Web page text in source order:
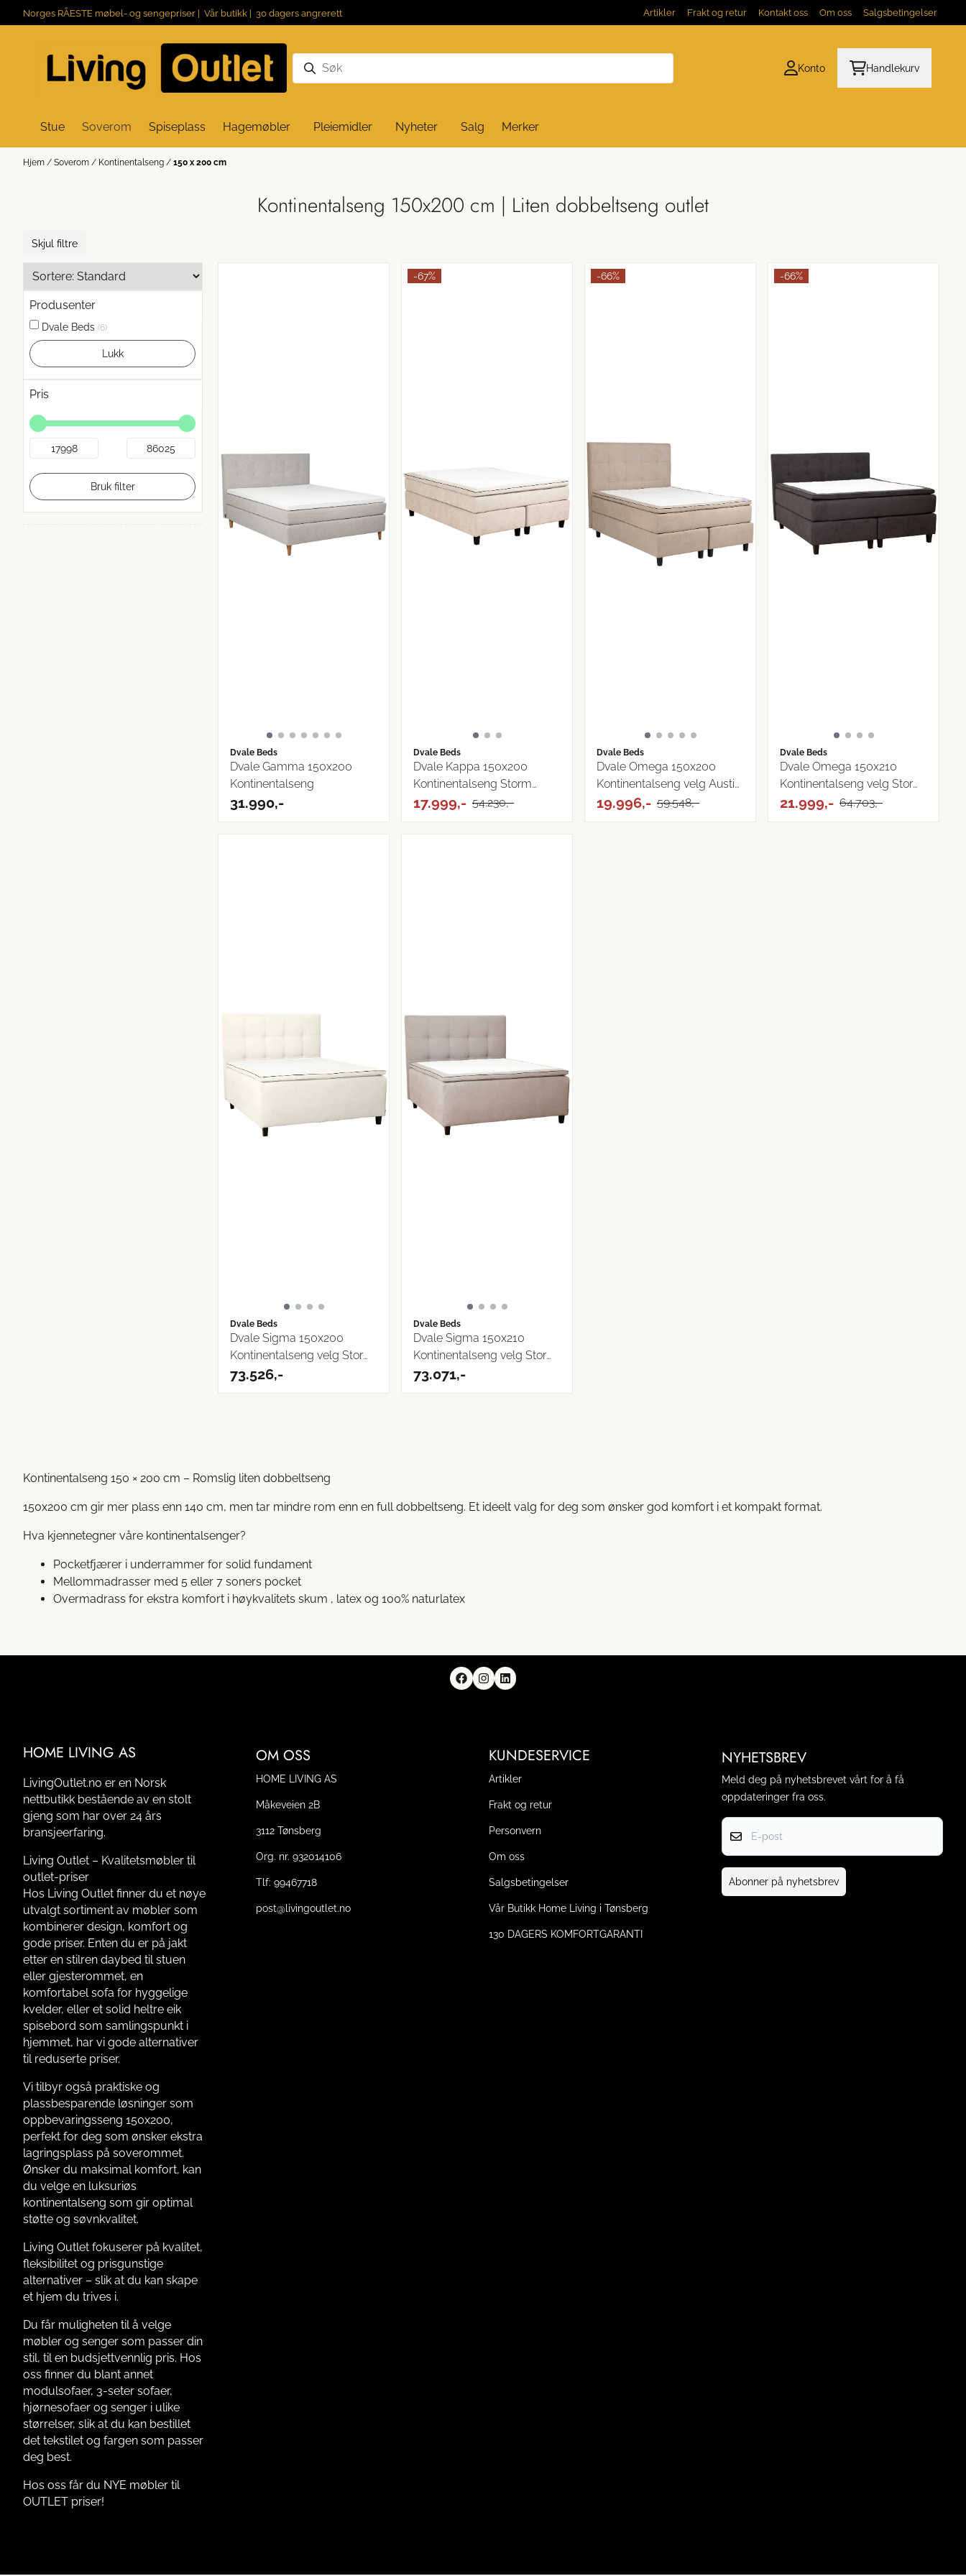
Hopp til innhold
Norges RÅESTE møbel- og sengepriser | Vår butikk | 30 dagers angrerett Artikler Frakt og retur Kontakt oss Om oss Salgsbetingelser
Konto Handlekurv
Stue Soverom Spiseplass Hagemøbler Pleiemidler Nyheter Salg Merker
Hjem / Soverom / Kontinentalseng / 150 x 200 cm
Kontinentalseng 150x200 cm | Liten dobbeltseng outlet
Skjul filtre
Produsenter
Dvale Beds (6)
Lukk
Pris
Bruk filter
Dvale Beds
Dvale Gamma 150x200
Kontinentalseng
31.990,-
-67%
Dvale Beds
Dvale Kappa 150x200
Kontinentalseng Storm
Tekstil
17.999,- 54.230,-
-66%
Dvale Beds
Dvale Omega 150x200
Kontinentalseng velg Austin
...
19.996,- 59.548,-
-66%
Dvale Beds
Dvale Omega 150x210
Kontinentalseng velg Storm
...
21.999,- 64.703,-
Dvale Beds
Dvale Sigma 150x200
Kontinentalseng velg Storm
...
73.526,-
Dvale Beds
Dvale Sigma 150x210
Kontinentalseng velg Storm
...
73.071,-
Kontinentalseng 150 × 200 cm – Romslig liten dobbeltseng
150x200 cm gir mer plass enn 140 cm, men tar mindre rom enn en full dobbeltseng. Et ideelt valg for deg som ønsker god komfort i et kompakt format.
Hva kjennetegner våre kontinentalsenger?
Pocketfjærer i underrammer for solid fundament
Mellommadrasser med 5 eller 7 soners pocket
Overmadrass for ekstra komfort i høykvalitets skum , latex og 100% naturlatex
HOME LIVING AS
LivingOutlet.no er en Norsk
nettbutikk bestående av en stolt
gjeng som har over 24 års
bransjeerfaring.
Living Outlet – Kvalitetsmøbler til
outlet-priser
Hos Living Outlet finner du et nøye
utvalgt sortiment av møbler som
kombinerer design, komfort og
gode priser. Enten du er på jakt
etter en stilren daybed til stuen
eller gjesterommet, en
komfortabel sofa for hyggelige
kvelder, eller et solid heltre eik
spisebord som samlingspunkt i
hjemmet, har vi gode alternativer
til reduserte priser.
Vi tilbyr også praktiske og
plassbesparende løsninger som
oppbevaringsseng 150x200,
perfekt for deg som ønsker ekstra
lagringsplass på soverommet.
Ønsker du maksimal komfort, kan
du velge en luksuriøs
kontinentalseng som gir optimal
støtte og søvnkvalitet.
Living Outlet fokuserer på kvalitet,
fleksibilitet og prisgunstige
alternativer – slik at du kan skape
et hjem du trives i.
Du får muligheten til å velge
møbler og senger som passer din
stil, til en budsjettvennlig pris. Hos
oss finner du blant annet
modulsofaer, 3-seter sofaer,
hjørnesofaer og senger i ulike
størrelser, slik at du kan bestillet
det tekstilet og fargen som passer
deg best.
Hos oss får du NYE møbler til
OUTLET priser!
OM OSS
HOME LIVING AS
Måkeveien 2B
3112 Tønsberg
Org. nr. 932014106
Tlf: 99467718
post@livingoutlet.no
KUNDESERVICE
Artikler
Frakt og retur
Personvern
Om oss
Salgsbetingelser
Vår Butikk Home Living i Tønsberg
130 DAGERS KOMFORTGARANTI
NYHETSBREV
Meld deg på nyhetsbrevet vårt for å få
oppdateringer fra oss.
E-post
Abonner på nyhetsbrev